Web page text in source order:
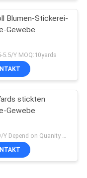
Blumen-Stickerei-
Gewebe
5.5/Y MOQ:10yards
stickten
Gewebe